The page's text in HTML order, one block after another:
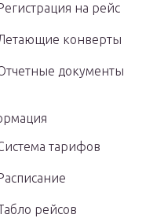
на рейс
конверты
документы
тарифов
рейсов